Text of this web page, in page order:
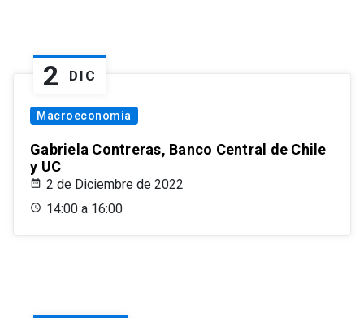
2 DIC
Macroeconomía
Gabriela Contreras, Banco Central de Chile
y UC
2 de Diciembre de 2022
14:00 a 16:00